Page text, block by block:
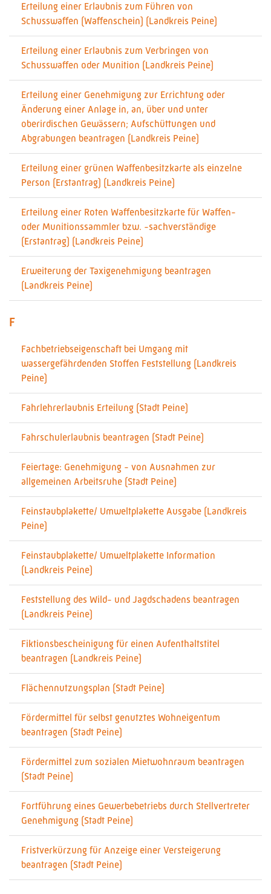
Erteilung einer Erlaubnis zum Führen von
Schusswaffen (Waffenschein) (Landkreis Peine)
Erteilung einer Erlaubnis zum Verbringen von
Schusswaffen oder Munition (Landkreis Peine)
Erteilung einer Genehmigung zur Errichtung oder
Änderung einer Anlage in, an, über und unter
oberirdischen Gewässern; Aufschüttungen und
Abgrabungen beantragen (Landkreis Peine)
Erteilung einer grünen Waffenbesitzkarte als einzelne
Person (Erstantrag) (Landkreis Peine)
Erteilung einer Roten Waffenbesitzkarte für Waffen-
oder Munitionssammler bzw. -sachverständige
(Erstantrag) (Landkreis Peine)
Erweiterung der Taxigenehmigung beantragen
(Landkreis Peine)
F
Fachbetriebseigenschaft bei Umgang mit
wassergefährdenden Stoffen Feststellung (Landkreis
Peine)
Fahrlehrerlaubnis Erteilung (Stadt Peine)
Fahrschulerlaubnis beantragen (Stadt Peine)
Feiertage: Genehmigung - von Ausnahmen zur
allgemeinen Arbeitsruhe (Stadt Peine)
Feinstaubplakette/ Umweltplakette Ausgabe (Landkreis
Peine)
Feinstaubplakette/ Umweltplakette Information
(Landkreis Peine)
Feststellung des Wild- und Jagdschadens beantragen
(Landkreis Peine)
Fiktionsbescheinigung für einen Aufenthaltstitel
beantragen (Landkreis Peine)
Flächennutzungsplan (Stadt Peine)
Fördermittel für selbst genutztes Wohneigentum
beantragen (Stadt Peine)
Fördermittel zum sozialen Mietwohnraum beantragen
(Stadt Peine)
Fortführung eines Gewerbebetriebs durch Stellvertreter
Genehmigung (Stadt Peine)
Fristverkürzung für Anzeige einer Versteigerung
beantragen (Stadt Peine)